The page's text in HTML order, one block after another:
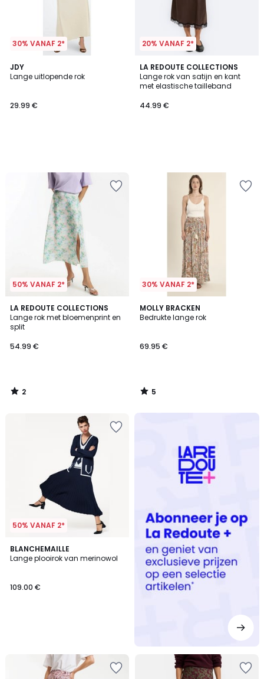
30% VANAF 2*
JDY
Lange uitlopende rok
29.99 €
20% VANAF 2*
LA REDOUTE COLLECTIONS
Lange rok van satijn en kant
met elastische tailleband
44.99 €
50% VANAF 2*
LA REDOUTE COLLECTIONS
Lange rok met bloemenprint en
split
54.99 €
2
/
5
2
/
30% VANAF 2*
MOLLY BRACKEN
Bedrukte lange rok
69.95 €
5
/
5
/
50% VANAF 2*
BLANCHEMAILLE
Lange plooirok van merinowol
109.00 €